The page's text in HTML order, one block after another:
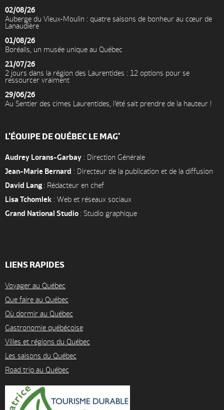
02/08/26
Auberge du Vieux-Moulin : quatre saisons de bonheur au cœur de
Lanaudière
01/08/26
Boréalis, un musée unique au Québec
21/07/26
2 jours dans la région des Laurentides : 12 options pour se
ressourcer vraiment
29/06/26
Au Sentier des cimes Laurentides, l’été sait prendre de la hauteur !
L'ÉQUIPE DE QUÉBEC LE MAG'
Audrey Lorans-Garbay : Direction Générale
Jean-Marie Bernard : Directeur de la publication et de la diffusion
David Lang : Rédacteur en chef
Lisa Tchomlek : Web et réseaux sociaux
Grand National Studio : Studio graphique
LIENS RAPIDES
Voyager au Québec
Que faire au Québec
Où dormir au Québec
Gastronomie québécoise
Villes et régions du Québec
Les saisons du Québec
Road trip au Québec